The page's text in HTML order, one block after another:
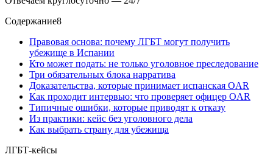
Содержание8
Правовая основа: почему ЛГБТ могут получить
убежище в Испании
Кто может подать: не только уголовное преследование
Три обязательных блока нарратива
Доказательства, которые принимает испанская OAR
Как проходит интервью: что проверяет офицер OAR
Типичные ошибки, которые приводят к отказу
Из практики: кейс без уголовного дела
Как выбрать страну для убежища
ЛГБТ-кейсы